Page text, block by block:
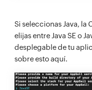
Si seleccionas Java, la
elijas entre Java SE o
desplegable de tu
sobre esto aquí.